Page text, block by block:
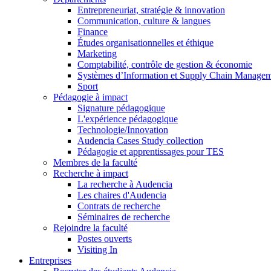
Entrepreneuriat, stratégie & innovation
Communication, culture & langues
Finance
Études organisationnelles et éthique
Marketing
Comptabilité, contrôle de gestion & économie
Systèmes d’Information et Supply Chain
Sport
Pédagogie à impact
Signature pédagogique
L'expérience pédagogique
Technologie/Innovation
Audencia Cases Study collection
Pédagogie et apprentissages pour TES
Membres de la faculté
Recherche à impact
La recherche à Audencia
Les chaires d'Audencia
Contrats de recherche
Séminaires de recherche
Rejoindre la faculté
Postes ouverts
Visiting In
Entreprises